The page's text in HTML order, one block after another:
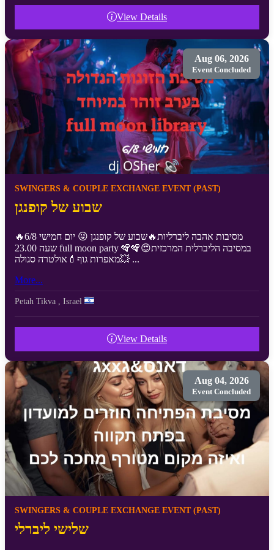
View Details
Aug 06, 2026
Event Concluded
SWINGERS & COUPLE EXCHANGE EVENT (PAST)
שבוע של קופנגן
🔥מסיבות אהבה ליברליות🔥שבוע של קופנגן 😜 יום חמישי 6/8
שעה 23.00 full moon party 🪇🪇במסיבה הליברלית המרכזית😍
מאפרות גוף💄אולטרה סגולה💥 ...
More...
Petah Tikva , Israel
View Details
Aug 04, 2026
Event Concluded
SWINGERS & COUPLE EXCHANGE EVENT (PAST)
שלישי ליברלי